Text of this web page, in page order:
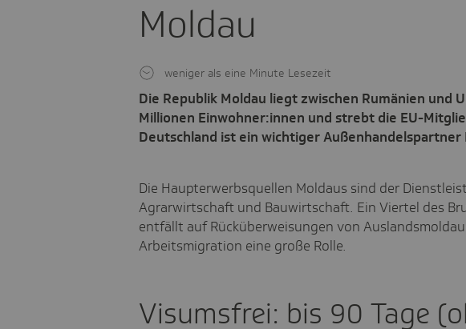
Moldau
Die Republik Moldau liegt zwischen Rumänien und
Millionen Einwohner:innen und strebt die EU-
Deutschland ist ein wichtiger Außenhandelspartner
weniger als eine Minute Lesezeit
Die Haupterwerbsquellen Moldaus sind der
Agrarwirtschaft und Bauwirtschaft. Ein Viertel des
entfällt auf Rücküberweisungen von
Arbeitsmigration eine große Rolle.
Visumsfrei: bis 90 Tage